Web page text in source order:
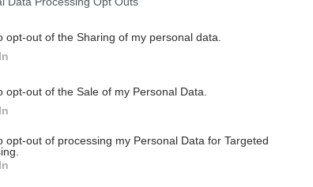
opt-out of the Sharing of my personal data.
opt-out of the Sale of my Personal Data.
opt-out of processing my Personal Data for Targeted
Α.Ε.
Α.Ε.